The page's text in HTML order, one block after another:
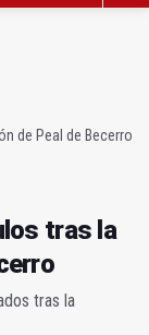
de Peal de Becerro
tras la
tras la